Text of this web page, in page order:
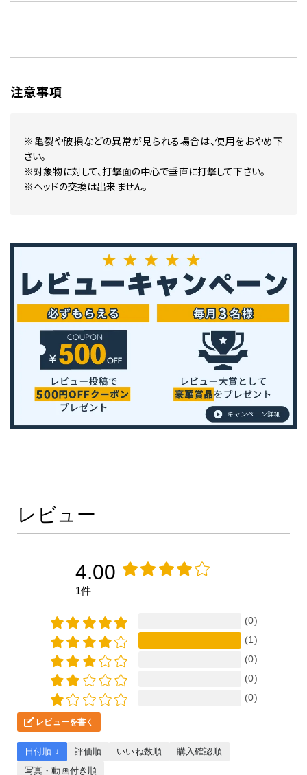
注意事項
※亀裂や破損などの異常が見られる場合は、使用をおやめ下
さい。
※対象物に対して、打撃面の中心で垂直に打撃して下さい。
※ヘッドの交換は出来ません。
レビュー
4.00
1件
(0)
(1)
(0)
(0)
(0)
レビューを書く
日付順 ↓ 評価順 いいね数順
購入確認順
写真・動画付き順